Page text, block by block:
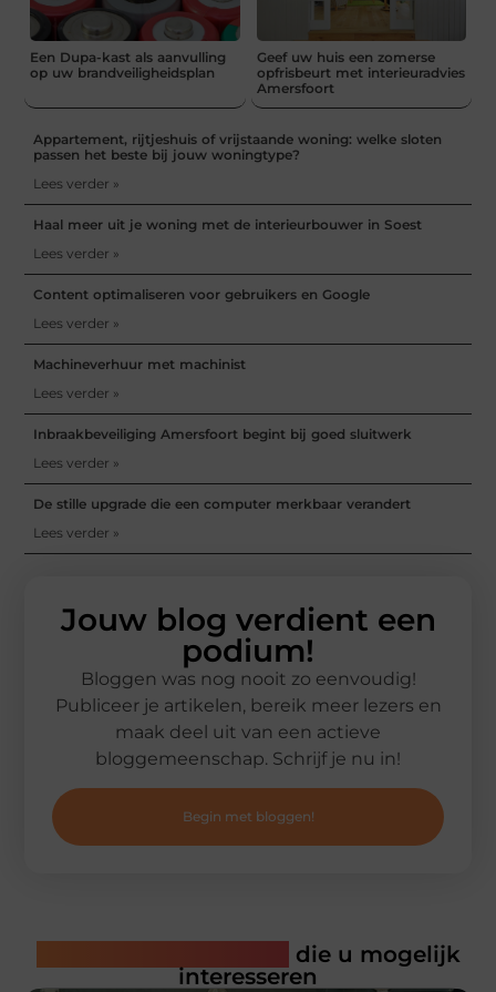
Een Dupa-kast als aanvulling
op uw brandveiligheidsplan
Geef uw huis een zomerse
opfrisbeurt met interieuradvies
Amersfoort
Appartement, rijtjeshuis of vrijstaande woning: welke sloten
passen het beste bij jouw woningtype?
Lees verder »
Haal meer uit je woning met de interieurbouwer in Soest
Lees verder »
Content optimaliseren voor gebruikers en Google
Lees verder »
Machineverhuur met machinist
Lees verder »
Inbraakbeveiliging Amersfoort begint bij goed sluitwerk
Lees verder »
De stille upgrade die een computer merkbaar verandert
Lees verder »
Jouw blog verdient een
podium!
Bloggen was nog nooit zo eenvoudig!
Publiceer je artikelen, bereik meer lezers en
maak deel uit van een actieve
bloggemeenschap. Schrijf je nu in!
Begin met bloggen!
die u mogelijk
interesseren